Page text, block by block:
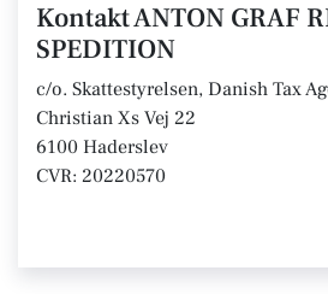
Kontakt ANTON GRAF
SPEDITION
c/o. Skattestyrelsen, Danish Tax
Christian Xs Vej 22
6100 Haderslev
CVR: 20220570